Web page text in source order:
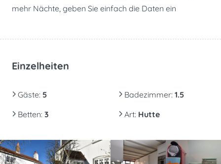
mehr Nächte, geben Sie einfach die Daten ein
Einzelheiten
Gäste: 5 Badezimmer: 1.5
Betten: 3 Art: Hutte